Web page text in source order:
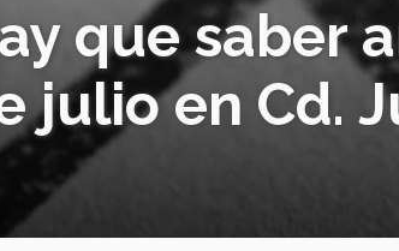
que saber
julio en Cd.